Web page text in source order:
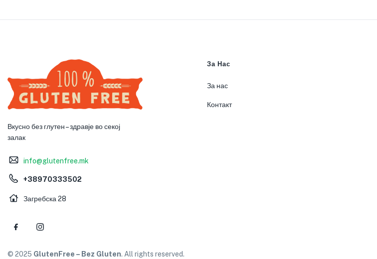
Вкусно без глутен – здравје во секој
залак
info@glutenfree.mk
+38970333502
Загребска 28
За Нас
За нас
Контакт
© 2025 GlutenFree – Bez Gluten. All rights reserved.